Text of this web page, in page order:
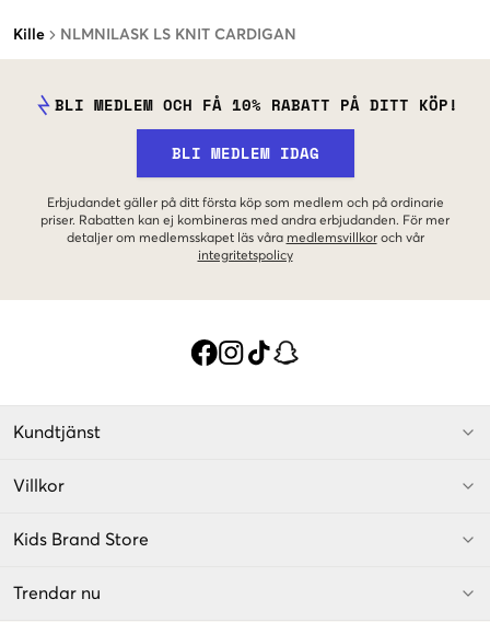
Kille NLMNILASK LS KNIT CARDIGAN
BLI MEDLEM OCH FÅ 10% RABATT PÅ DITT KÖP!
BLI MEDLEM IDAG
Erbjudandet gäller på ditt första köp som medlem och på ordinarie
priser. Rabatten kan ej kombineras med andra erbjudanden. För mer
detaljer om medlemsskapet läs våra medlemsvillkor och vår
integritetspolicy
Kundtjänst
Villkor
Kids Brand Store
Trendar nu